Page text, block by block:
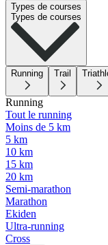
Types de courses
Types de courses
Running Trail
Running
Tout le running
Moins de 5 km
5 km
10 km
15 km
20 km
Semi-marathon
Marathon
Ekiden
Ultra-running
Cross